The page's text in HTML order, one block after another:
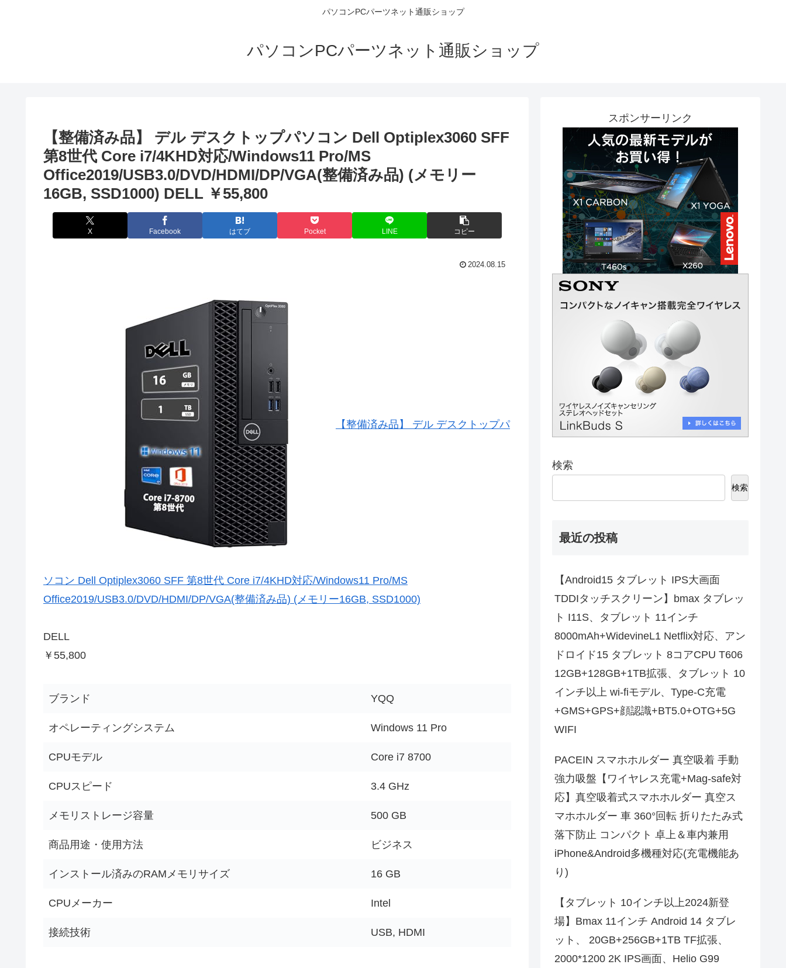
パソコンPCパーツネット通販ショップ
パソコンPCパーツネット通販ショップ
【整備済み品】 デル デスクトップパソコン Dell Optiplex3060 SFF
第8世代 Core i7/4KHD対応/Windows11 Pro/MS
Office2019/USB3.0/DVD/HDMI/DP/VGA(整備済み品) (メモリー
16GB, SSD1000) DELL ￥55,800
X Facebook はてブ Pocket LINE コピー
2024.08.15
【整備済み品】 デル デスクトップパ
ソコン Dell Optiplex3060 SFF 第8世代 Core i7/4KHD対応/Windows11 Pro/MS
Office2019/USB3.0/DVD/HDMI/DP/VGA(整備済み品) (メモリー16GB, SSD1000)
DELL
￥55,800
ブランド YQQ
オペレーティングシステム Windows 11 Pro
CPUモデル Core i7 8700
CPUスピード 3.4 GHz
メモリストレージ容量 500 GB
商品用途・使用方法 ビジネス
インストール済みのRAMメモリサイズ 16 GB
CPUメーカー Intel
接続技術 USB, HDMI
スポンサーリンク
検索
検索
最近の投稿
【Android15 タブレット IPS大画面
TDDIタッチスクリーン】bmax タブレッ
ト I11S、タブレット 11インチ
8000mAh+WidevineL1 Netflix対応、アン
ドロイド15 タブレット 8コアCPU T606
12GB+128GB+1TB拡張、タブレット 10
インチ以上 wi-fiモデル、Type-C充電
+GMS+GPS+顔認識+BT5.0+OTG+5G
WIFI
PACEIN スマホホルダー 真空吸着 手動
強力吸盤【ワイヤレス充電+Mag-safe対
応】真空吸着式スマホホルダー 真空ス
マホホルダー 車 360°回転 折りたたみ式
落下防止 コンパクト 卓上＆車内兼用
iPhone&Android多機種対応(充電機能あ
り)
【タブレット 10インチ以上2024新登
場】Bmax 11インチ Android 14 タブレ
ット、 20GB+256GB+1TB TF拡張、
2000*1200 2K IPS画面、Helio G99